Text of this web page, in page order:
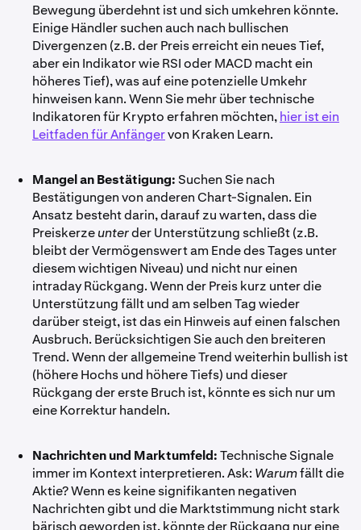
Bewegung überdehnt ist und sich umkehren könnte.
Einige Händler suchen auch nach bullischen
Divergenzen (z.B. der Preis erreicht ein neues Tief,
aber ein Indikator wie RSI oder MACD macht ein
höheres Tief), was auf eine potenzielle Umkehr
hinweisen kann. Wenn Sie mehr über technische
Indikatoren für Krypto erfahren möchten,hier ist ein
Leitfaden für Anfängervon Kraken Learn.
Mangel an Bestätigung:Suchen Sie nach
Bestätigungen von anderen Chart-Signalen. Ein
Ansatz besteht darin, darauf zu warten, dass die
Preiskerzeunterder Unterstützung schließt (z.B.
bleibt der Vermögenswert am Ende des Tages unter
diesem wichtigen Niveau) und nicht nur einen
intraday Rückgang. Wenn der Preis kurz unter die
Unterstützung fällt und am selben Tag wieder
darüber steigt, ist das ein Hinweis auf einen falschen
Ausbruch. Berücksichtigen Sie auch den breiteren
Trend. Wenn der allgemeine Trend weiterhin bullish ist
(höhere Hochs und höhere Tiefs) und dieser
Rückgang der erste Bruch ist, könnte es sich nur um
eine Korrektur handeln.
Nachrichten und Marktumfeld:Technische Signale
immer im Kontext interpretieren. Ask: Warumfällt die
Aktie? Wenn es keine signifikanten negativen
Nachrichten gibt und die Marktstimmung nicht stark